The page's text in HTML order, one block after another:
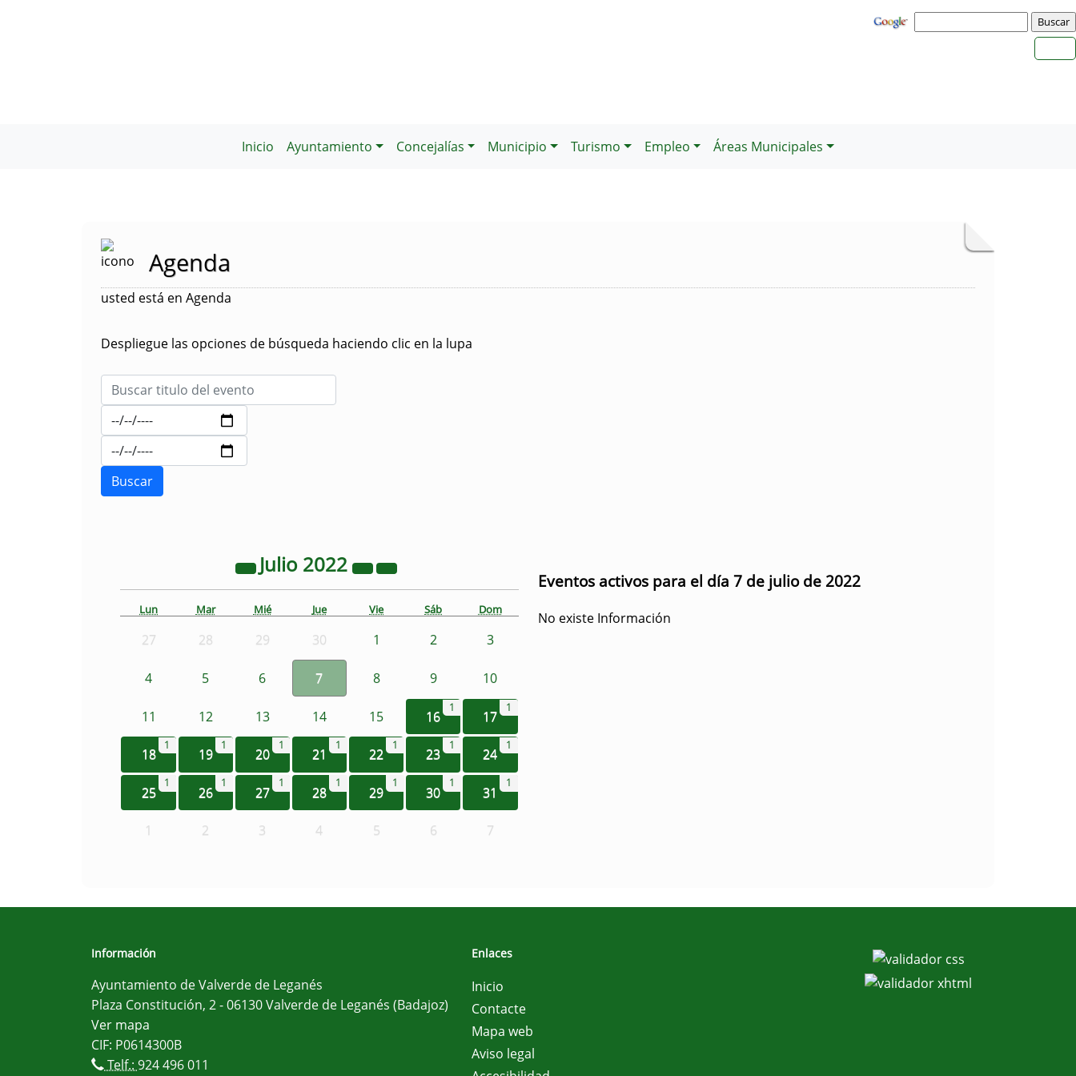
Inicio Ayuntamiento Concejalías Municipio Turismo Empleo Áreas Municipales
Agenda
usted está en Agenda
Despliegue las opciones de búsqueda haciendo clic en la lupa
Julio 2022
Lun Mar Mié Jue Vie Sáb Dom
27 28 29 30 1 2 3
4 5 6 7 8 9 10
11 12 13 14 15 16
1
17
1
18
1
19
1
20
1
21
1
22
1
23
1
24
1
25
1
26
1
27
1
28
1
29
1
30
1
31
1
1 2 3 4 5 6 7
Eventos activos para el día 7 de julio de 2022
No existe Información
Información
Ayuntamiento de Valverde de Leganés
Plaza Constitución, 2 - 06130 Valverde de Leganés (Badajoz)
Ver mapa
CIF: P0614300B
Telf.: 924 496 011
Enlaces
Inicio
Contacte
Mapa web
Aviso legal